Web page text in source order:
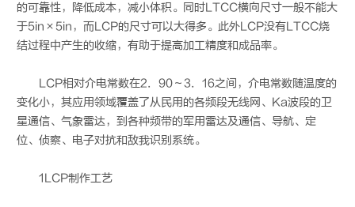
的可靠性，降低成本，减小体积。同时LTCC横向尺寸一般不能大
于5in×5in，而LCP的尺寸可以大得多。此外LCP没有LTCC烧
结过程中产生的收缩，有助于提高加工精度和成品率。
LCP相对介电常数在2．90～3．16之间，介电常数随温度的
变化小，其应用领域覆盖了从民用的各频段无线网、Ka波段的卫
星通信、气象雷达，到各种频带的军用雷达及通信、导航、定
位、侦察、电子对抗和敌我识别系统。
1LCP制作工艺